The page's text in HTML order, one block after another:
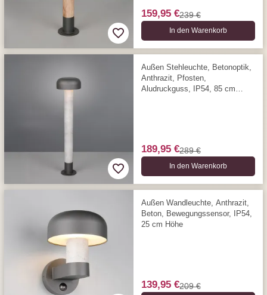
159,95 €239 €
In den Warenkorb
Außen Stehleuchte, Betonoptik,
Anthrazit, Pfosten,
Aludruckguss, IP54, 85 cm
189,95 €289 €
In den Warenkorb
Außen Wandleuchte, Anthrazit,
Beton, Bewegungssensor, IP54,
25 cm Höhe
139,95 €209 €